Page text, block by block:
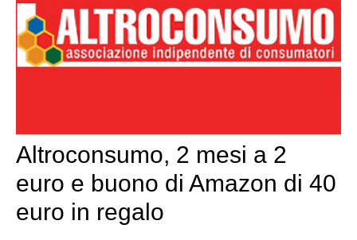
Altroconsumo, 2 mesi a 2
euro e buono di Amazon di 40
euro in regalo